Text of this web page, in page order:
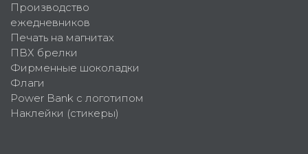
Производство
ежедневников
Печать на магнитах
ПВХ брелки
Фирменные шоколадки
Флаги
Power Bank с логотипом
Наклейки (стикеры)